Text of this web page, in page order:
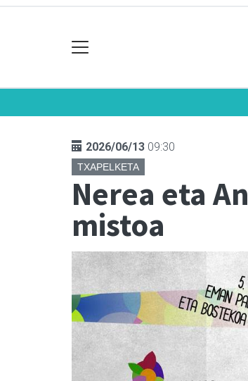
2026/06/13 09:30
TXAPELKETA
Nerea eta
mistoa